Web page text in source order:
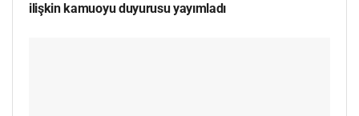
ilişkin kamuoyu duyurusu yayımladı